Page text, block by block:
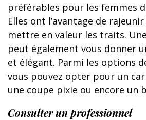
préférables pour les femmes
Elles ont l’avantage de
mettre en valeur les traits.
peut également vous donner
et élégant. Parmi les options
vous pouvez opter pour un
une coupe pixie ou encore un
Consulter un professionnel